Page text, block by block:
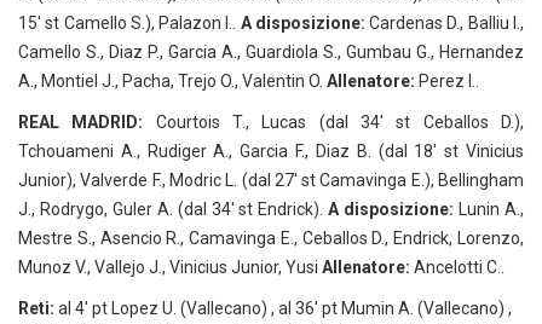
15′ st Camello S.), Palazon I.. A disposizione: Cardenas D., Balliu I.,
Camello S., Diaz P., Garcia A., Guardiola S., Gumbau G., Hernandez
A., Montiel J., Pacha, Trejo O., Valentin O. Allenatore: Perez I..
REAL MADRID: Courtois T., Lucas (dal 34′ st Ceballos D.),
Tchouameni A., Rudiger A., Garcia F., Diaz B. (dal 18′ st Vinicius
Junior), Valverde F., Modric L. (dal 27′ st Camavinga E.), Bellingham
J., Rodrygo, Guler A. (dal 34′ st Endrick).A disposizione: Lunin A.,
Mestre S., Asencio R., Camavinga E., Ceballos D., Endrick, Lorenzo,
Munoz V., Vallejo J., Vinicius Junior, Yusi Allenatore: Ancelotti C..
Reti: al 4′ pt Lopez U. (Vallecano) , al 36′ pt Mumin A. (Vallecano) ,